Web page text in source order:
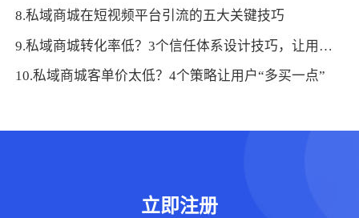
8.私域商城在短视频平台引流的五大关键技巧
9.私域商城转化率低？3个信任体系设计技巧，让用户主动下单
10.私域商城客单价太低？4个策略让用户“多买一点”
立即注册